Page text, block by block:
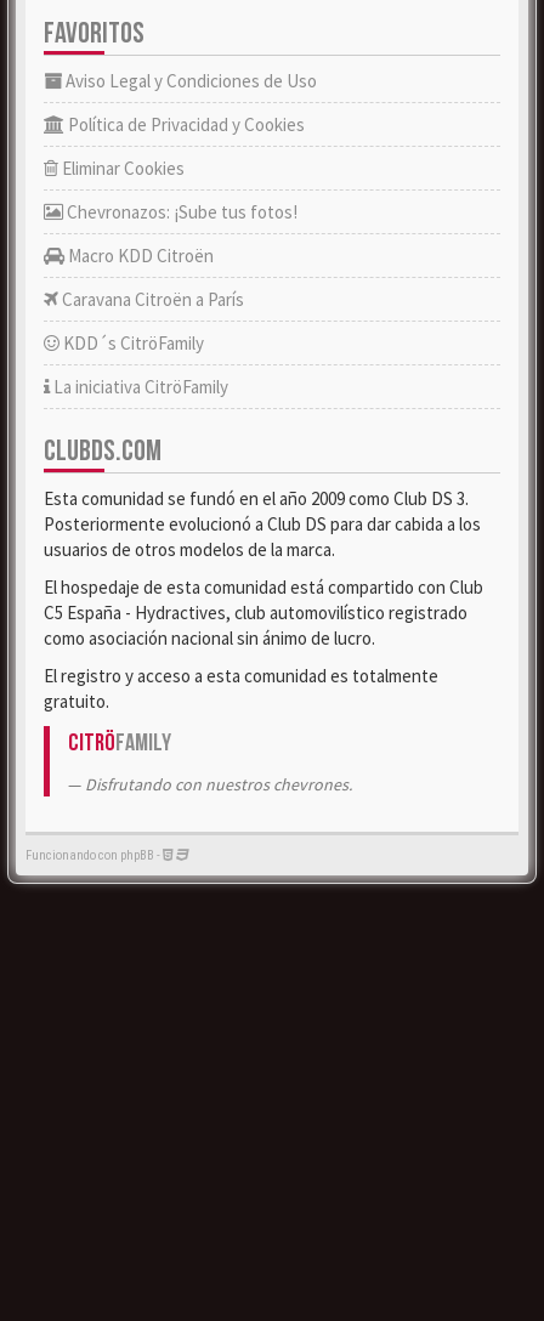
FAVORITOS
Aviso Legal y Condiciones de Uso
Política de Privacidad y Cookies
Eliminar Cookies
Chevronazos: ¡Sube tus fotos!
Macro KDD Citroën
Caravana Citroën a París
KDD´s CitröFamily
La iniciativa CitröFamily
CLUBDS.COM
Esta comunidad se fundó en el año 2009 como Club DS 3.
Posteriormente evolucionó a Club DS para dar cabida a los
usuarios de otros modelos de la marca.
El hospedaje de esta comunidad está compartido con Club
C5 España - Hydractives, club automovilístico registrado
como asociación nacional sin ánimo de lucro.
El registro y acceso a esta comunidad es totalmente
gratuito.
CitröFamily
Disfrutando con nuestros chevrones.
Funcionando con phpBB -